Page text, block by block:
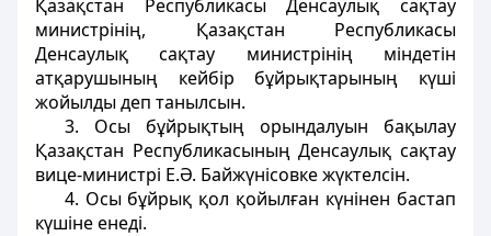
Қазақстан Республикасы Денсаулық сақтау
министрінің, Қазақстан Республикасы
Денсаулық сақтау министрінің міндетін
атқарушының кейбір бұйрықтарының күші
жойылды деп танылсын.
3. Осы бұйрықтың орындалуын бақылау
Қазақстан Республикасының Денсаулық сақтау
вице-министрі Е.Ә. Байжүнісовке жүктелсін.
4. Осы бұйрық қол қойылған күнінен бастап
күшіне енеді.